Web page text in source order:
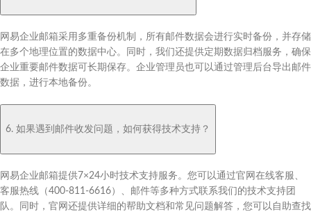
网易企业邮箱采用多重备份机制，所有邮件数据会进行实时备份，并存储
在多个地理位置的数据中心。同时，我们还提供定期数据归档服务，确保
企业重要邮件数据可长期保存。企业管理员也可以通过管理后台导出邮件
数据，进行本地备份。
6. 如果遇到邮件收发问题，如何获得技术支持？
网易企业邮箱提供7×24小时技术支持服务。您可以通过官网在线客服、
客服热线（400-811-6616）、邮件等多种方式联系我们的技术支持团
队。同时，官网还提供详细的帮助文档和常见问题解答，您可以自助查找